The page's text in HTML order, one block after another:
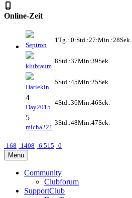
Online-Zeit
Septron
1Tg.: 0:Std.:27:Min.:28Sek.
klubraum
8Std.:37Min:39Sek.
Harlekin
5Std.:45Min:25Sek.
4
Day2015
4Std.:36Min:46Sek.
5
micha221
3Std.:48Min:47Sek.
168 1408 6.515 0
Menu
Community
Clubforum
SupportClub